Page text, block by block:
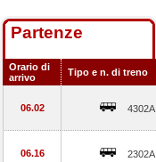
Partenze
Orario di
arrivo
Tipo e n. di treno
06.02 4302A
06.16 2302A